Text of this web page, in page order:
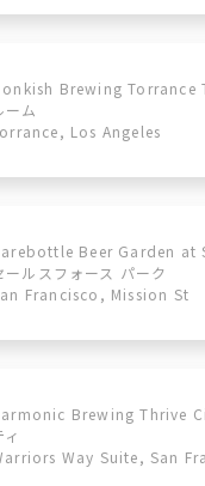
Brewing Torrance
ーム
Los Angeles
Beer Garden at
ールスフォース パーク
Francisco, Mission St
Brewing Thrive
ィ
Way Suite, San